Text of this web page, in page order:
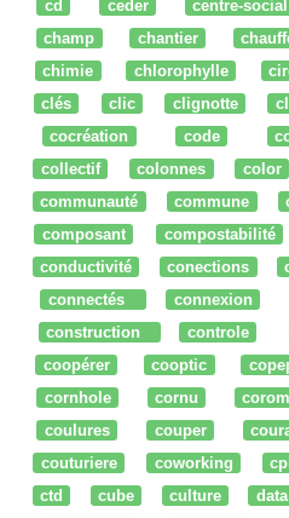
cd
ceder centre-social
champ
chantier
chimie
chlorophylle
clés
clic clignotte
cocréation
code
collectif
colonnes color
communauté
commune
composant
compostabilité
conductivité
conections
connectés
connexion
construction
controle
coopérer
cooptic
cornhole
cornu
coulures
couper
couturiere
coworking
ctd
cube culture data